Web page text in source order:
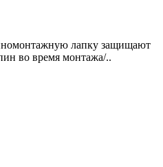
лапку защищают
во время монтажа/..